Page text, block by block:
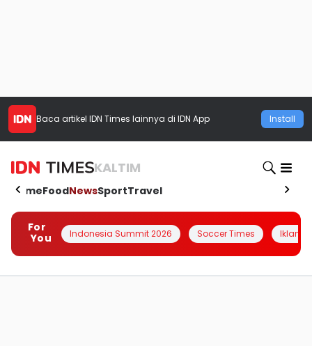
Baca artikel IDN Times lainnya di IDN App Install
KALTIM
HomeFoodNewsSportTravel
For
You
Indonesia Summit 2026 Soccer Times Iklanin